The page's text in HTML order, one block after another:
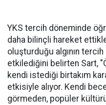
YKS tercih döneminde
daha bilinçli hareket
oluşturduğu algının
etkilediğini belirten Sart,
kendi istediği birtakım
etkisiyle alıyor. Kendi
görmeden, popüler